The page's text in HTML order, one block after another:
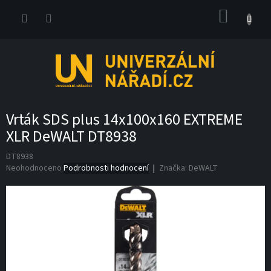
Vrták SDS plus 14x100x160 EXTREME
XLR DeWALT DT8938
DT8938
Průměrné
Neohodnoceno Podrobnosti hodnocení Značka: DeWALT